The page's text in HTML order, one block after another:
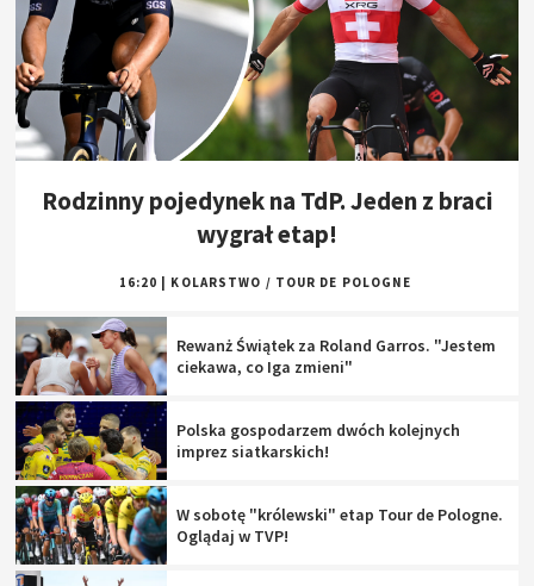
Rodzinny pojedynek na TdP. Jeden z braci
wygrał etap!
16:20 KOLARSTWO / TOUR DE POLOGNE
Rewanż Świątek za Roland Garros. "Jestem
ciekawa, co Iga zmieni"
Polska gospodarzem dwóch kolejnych
imprez siatkarskich!
W sobotę "królewski" etap Tour de Pologne.
Oglądaj w TVP!